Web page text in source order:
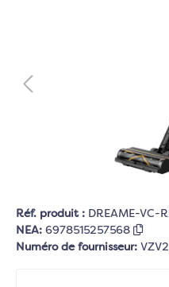
Réf. produit : DREAME-VC-
NEA: 6978515257568
Numéro de fournisseur: